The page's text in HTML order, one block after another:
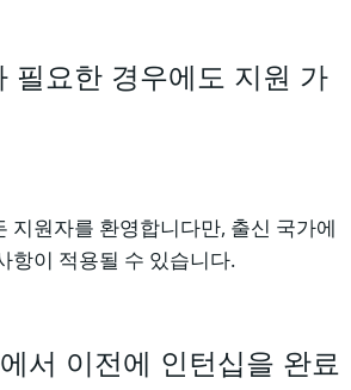
필요한 경우에도 지원 가
지원자를 환영합니다만, 출신 국가에
항이 적용될 수 있습니다.
서 이전에 인턴십을 완료